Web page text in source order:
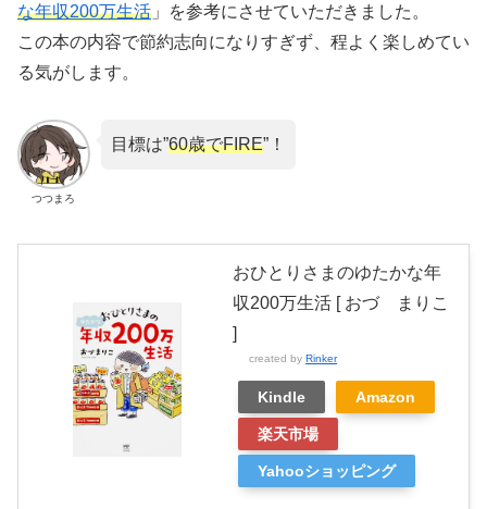
な年収200万生活 」を参考にさせていただきました。
この本の内容で節約志向になりすぎず、程よく楽しめてい
る気がします。
つつまろ
目標は”60歳でFIRE”！
おひとりさまのゆたかな年
収200万生活 [ おづ まりこ
created by Rinker
Kindle Amazon
楽天市場
Yahooショッピング